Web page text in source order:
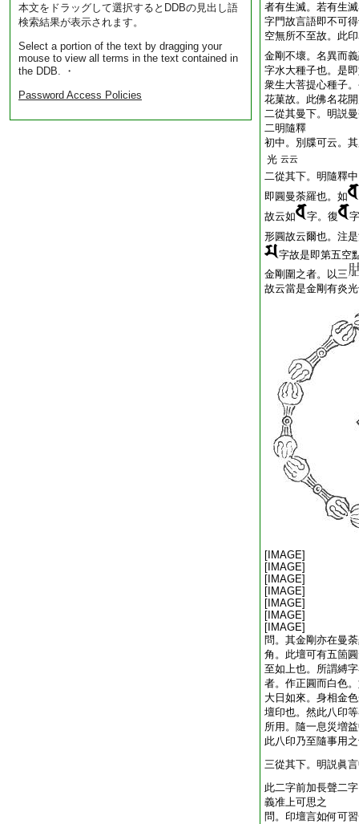
本文をドラッグして選択するとDDBの見出し語
検索結果が表示されます。
Select a portion of the text by dragging your
mouse to view all terms in the text contained in
the DDB. ・
Password Access Policies
者有生滅。若有生
字門故言語即不可
空無所不至故。此
金剛不壞。名異而
字水大種子也。是
衆生大菩提心種子
花菓故。此佛名花
二從其曼下。明説
二明隨釋
初中。別牒可云。
光 云云
二從其下。明隨釋
即圓曼荼羅也。如
故云如
字。復
形圓故云爾也。注
字故是即第五空
金剛圍之者。以三
故云當是金剛有炎
[IMAGE]
[IMAGE]
[IMAGE]
[IMAGE]
[IMAGE]
[IMAGE]
[IMAGE]
問。其金剛亦在曼
角。此壇可有五箇
至如上也。所謂縛
者。作正圓而白色
大日如來。身相金
壇印也。然此八印
所用。隨一息災増
此八印乃至隨事用
三從其下。明説眞
此二字前加長聲二
義准上可思之
問。印壇言如何可